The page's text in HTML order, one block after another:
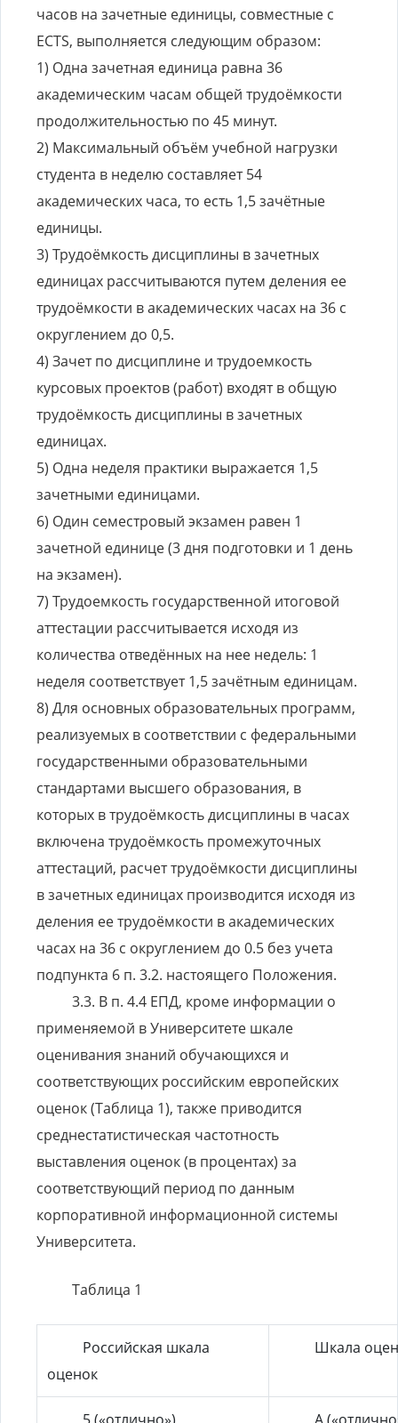
часов на зачетные единицы, совместные с
ECTS, выполняется следующим образом:
1) Одна зачетная единица равна 36
академическим часам общей трудоёмкости
продолжительностью по 45 минут.
2) Максимальный объём учебной нагрузки
студента в неделю составляет 54
академических часа, то есть 1,5 зачётные
единицы.
3) Трудоёмкость дисциплины в зачетных
единицах рассчитываются путем деления ее
трудоёмкости в академических часах на 36 с
округлением до 0,5.
4) Зачет по дисциплине и трудоемкость
курсовых проектов (работ) входят в общую
трудоёмкость дисциплины в зачетных
единицах.
5) Одна неделя практики выражается 1,5
зачетными единицами.
6) Один семестровый экзамен равен 1
зачетной единице (3 дня подготовки и 1 день
на экзамен).
7) Трудоемкость государственной итоговой
аттестации рассчитывается исходя из
количества отведённых на нее недель: 1
неделя соответствует 1,5 зачётным единицам.
8) Для основных образовательных программ,
реализуемых в соответствии с федеральными
государственными образовательными
стандартами высшего образования, в
которых в трудоёмкость дисциплины в часах
включена трудоёмкость промежуточных
аттестаций, расчет трудоёмкости дисциплины
в зачетных единицах производится исходя из
деления ее трудоёмкости в академических
часах на 36 с округлением до 0.5 без учета
подпункта 6 п. 3.2. настоящего Положения.
В п. 4.4 ЕПД, кроме информации о
применяемой в Университете шкале
оценивания знаний обучающихся и
соответствующих российским европейских
оценок (Таблица 1), также приводится
среднестатистическая частотность
выставления оценок (в процентах) за
соответствующий период по данным
корпоративной информационной системы
Университета.
Таблица 1
Российская шкала
оценок
Шкала